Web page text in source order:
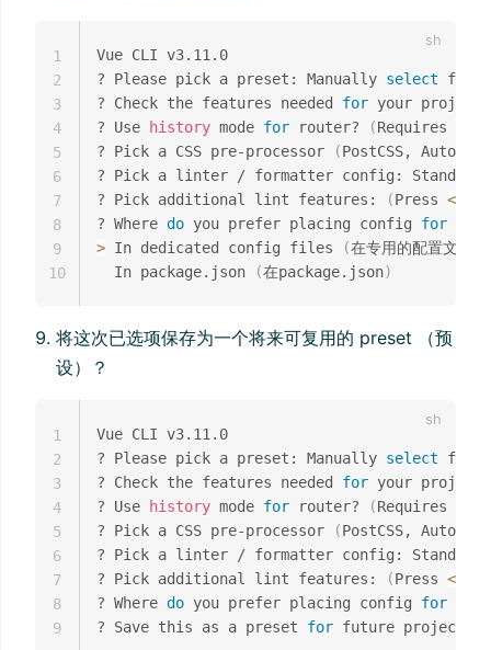
Vue CLI v3.11.0
? Please pick a preset: Manually select
? Check the features needed for your project:
? Use
history mode for router? (Requires
? Pick a CSS pre-processor
(PostCSS,
? Pick a linter / formatter config: Standard
? Pick additional lint features:
(Press <
? Where do you prefer placing config for
> In dedicated config files (在专用的配置文件
  In package.json
(在package.json)
1
2
3
4
5
6
7
8
9
10
将这次已选项保存为一个将来可复用的 preset （预
设）？
Vue CLI v3.11.0
? Please pick a preset: Manually select
? Check the features needed for your project:
? Use
history mode for router? (Requires
? Pick a CSS pre-processor
(PostCSS,
? Pick a linter / formatter config: Standard
? Pick additional lint features:
(Press <
? Where do you prefer placing config for
? Save this as a preset for future projects?
1
2
3
4
5
6
7
8
9